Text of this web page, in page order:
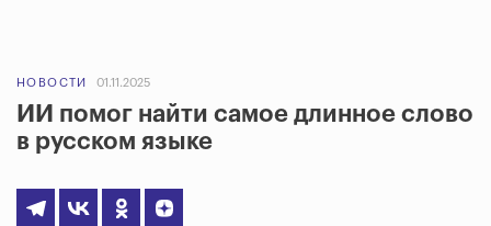
НОВОСТИ 01.11.2025
ИИ помог найти самое длинное слово
в русском языке